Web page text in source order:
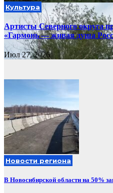
Культура
Артисты Северного округа
«Гармонь — живая душа
Июл 27, 2026
Новости региона
В Новосибирской области на 50%